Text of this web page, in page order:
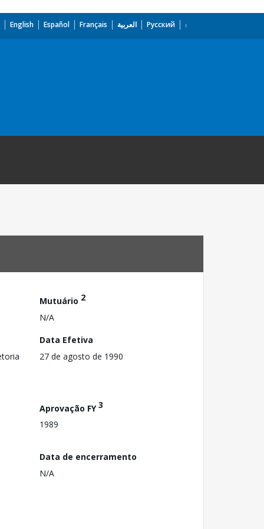
English Español Français العربية Русский
Mutuário 2
N/A
Data Efetiva
27 de agosto de 1990
Aprovação FY3
1989
Data de encerramento
N/A